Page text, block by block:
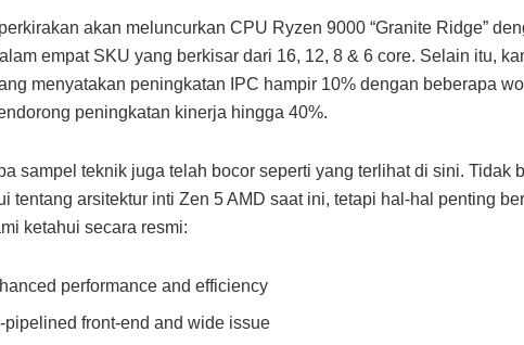
akan meluncurkan CPU Ryzen 9000 “Granite Ridge”
empat SKU yang berkisar dari 16, 12, 8 & 6 core. Selain itu,
menyatakan peningkatan IPC hampir 10% dengan beberapa
peningkatan kinerja hingga 40%.
sampel teknik juga telah bocor seperti yang terlihat di sini. Tidak
tentang arsitektur inti Zen 5 AMD saat ini, tetapi hal-hal penting
ketahui secara resmi:
performance and efficiency
pipelined front-end and wide issue